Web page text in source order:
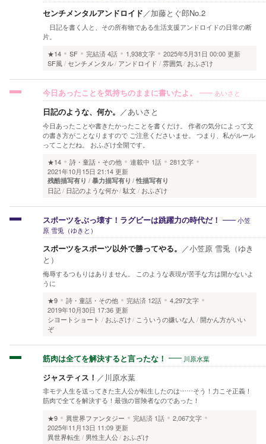
センチメンタルアンドロイド／加藤とぐ郎No.2
日記を書く人と、その所有物である生活支援アンドロイドの日常の断
片。
★14
SF 完結済4話 1,938文字
2025年5月31日 00:00 更新
SF風
センチメンタル アンドロイド 雰囲気 おふざけ
今日あったことを気持ちのままに書いたよ。 あいさと
日記のような、何か。 ／あいさと
今日あったことや書きたかったことを書くだけ。 作者の気分によって文
の書き方がことなりますので ご注意くださいませ。 つまり、私がルール
ってことだね。 おふざけ全開です。
★14
詩・童話・その他 連載中 1話
281文字
2021年10月15日 21:14 更新
残酷描写有り 暴力描写有り 性描写有り
日記 日記のような何か 駄文 おふざけ
スポーツをぶっ壊す！ラグビーは跳躍力の時代だ！
小笠
原 雪兎（ゆきと）
スポーツをスポーツ以外で勝ってやる。 ／小笠原 雪兎（ゆき
と）
侮辱するつもりはありません。 このような表現が苦手な方は開かないよ
うに
★9
詩・童話・その他 完結済 12話
4,297文字
2019年10月30日 17:36 更新
シヨートショート
おふざけ こういうの嫌いな人
開かん方がいい
ぞ
筋肉は全てを解決すると言ったな！ 川原水葉
ジャスティス！ ／ 川原水葉
非モテ人生を送ってきた主人公が転生したのは……そう！力こそ正義！
筋肉で全てを解決する！最強の冒険者なのであった！
★9
異世界ファンタジー 完結済 1話
2,067文字
2025年11月13日 11:09 更新
異世界転生
男性主人公 おふざけ